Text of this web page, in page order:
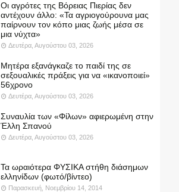
Οι αγρότες της Βόρειας Πιερίας δεν
αντέχουν άλλο: «Τα αγριογούρουνα μας
παίρνουν τον κόπο μιας ζωής μέσα σε
μια νύχτα»
Δευτέρα, Αυγούστου 03, 2026
Μητέρα εξανάγκαζε το παιδί της σε
σεξουαλικές πράξεις για να «ικανοποιεί»
56χρονο
Δευτέρα, Αυγούστου 03, 2026
Συναυλία των «Φίλων» αφιερωμένη στην
Έλλη Σπανού
Δευτέρα, Αυγούστου 03, 2026
Τα ωραιότερα ΦΥΣΙΚΑ στήθη διάσημων
ελληνίδων (φωτό/βίντεο)
Παρασκευή, Νοεμβρίου 14, 2014